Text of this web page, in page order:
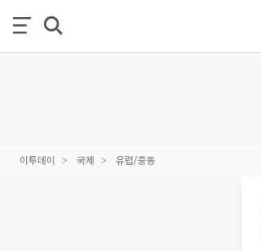
이투데이 국제 유럽/중동